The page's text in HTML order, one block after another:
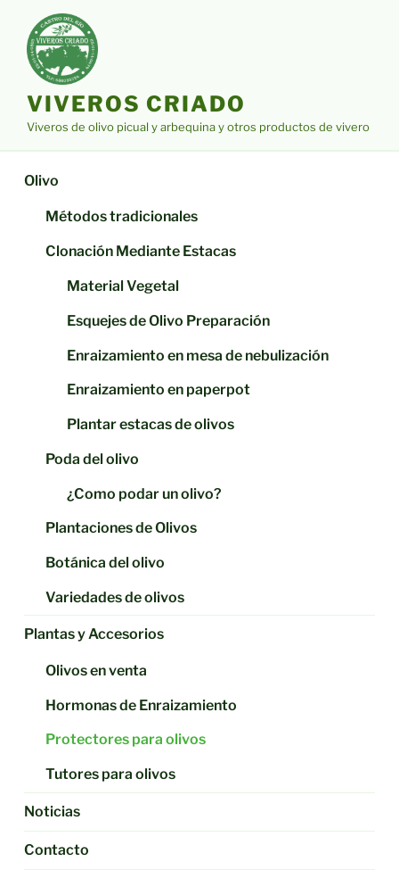
contenido
VIVEROS CRIADO
Viveros de olivo picual y arbequina y otros productos de vivero
Olivo
Métodos tradicionales
Clonación Mediante Estacas
Material Vegetal
Esquejes de Olivo Preparación
Enraizamiento en mesa de nebulización
Enraizamiento en paperpot
Plantar estacas de olivos
Poda del olivo
¿Como podar un olivo?
Plantaciones de Olivos
Botánica del olivo
Variedades de olivos
Plantas y Accesorios
Olivos en venta
Hormonas de Enraizamiento
Protectores para olivos
Tutores para olivos
Noticias
Contacto